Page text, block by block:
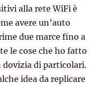
alla rete WiFi è
avere un’auto
due marce fino a
le cose che ho fatto
dovizia di particolari.
idea da replicare